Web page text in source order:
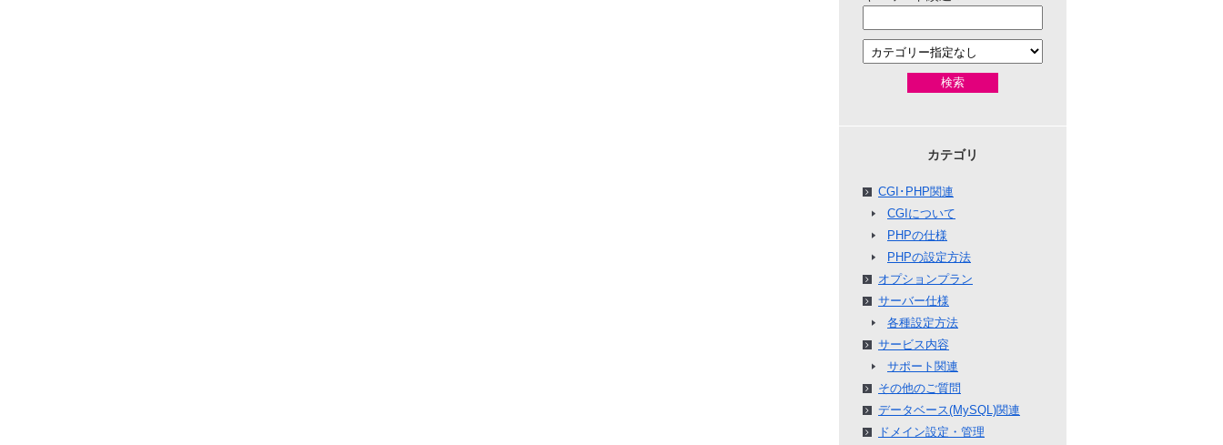
検索
カテゴリ
CGI･PHP関連
CGIについて
PHPの仕様
PHPの設定方法
オプションプラン
サーバー仕様
各種設定方法
サービス内容
サポート関連
その他のご質問
データベース(MySQL)関連
ドメイン設定・管理